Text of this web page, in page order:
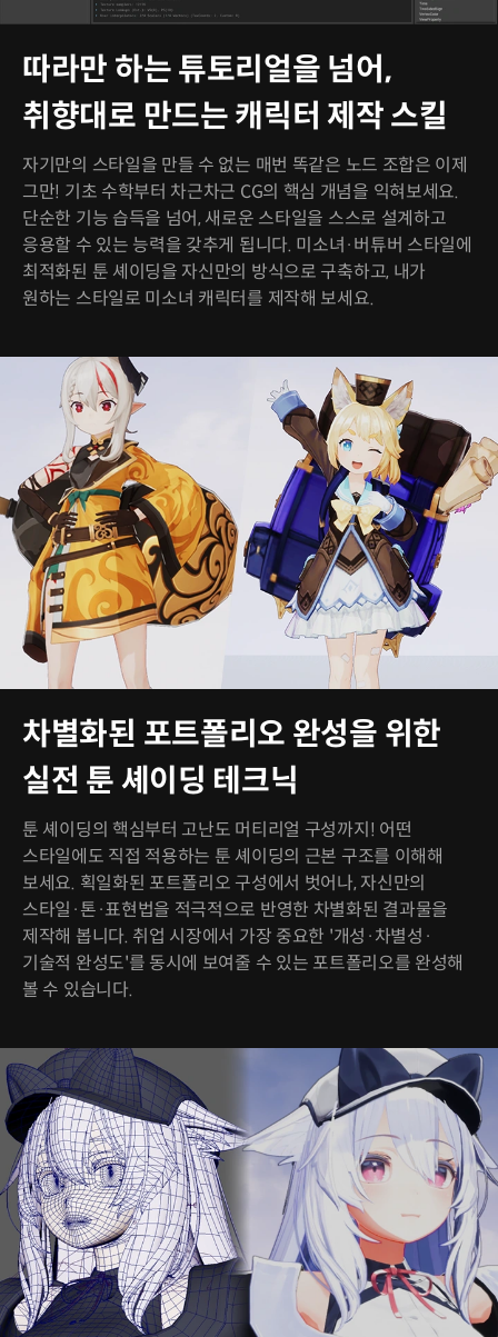
따라만 하는 튜토리얼을 넘어,
취향대로 만드는 캐릭터 제작 스킬
자기만의 스타일을 만들 수 없는 매번 똑같은 노드 조합은 이제
그만! 기초 수학부터 차근차근 CG의 핵심 개념을 익혀보세요.
단순한 기능 습득을 넘어, 새로운 스타일을 스스로 설계하고
응용할 수 있는 능력을 갖추게 됩니다. 미소녀·버튜버 스타일에
최적화된 툰 셰이딩을 자신만의 방식으로 구축하고, 내가
원하는 스타일로 미소녀 캐릭터를 제작해 보세요.
차별화된 포트폴리오 완성을 위한
실전 툰 셰이딩 테크닉
툰 셰이딩의 핵심부터 고난도 머티리얼 구성까지! 어떤
스타일에도 직접 적용하는 툰 셰이딩의 근본 구조를 이해해
보세요. 획일화된 포트폴리오 구성에서 벗어나, 자신만의
스타일·톤·표현법을 적극적으로 반영한 차별화된 결과물을
제작해 봅니다. 취업 시장에서 가장 중요한 '개성·차별성·
기술적 완성도'를 동시에 보여줄 수 있는 포트폴리오를 완성해
볼 수 있습니다.